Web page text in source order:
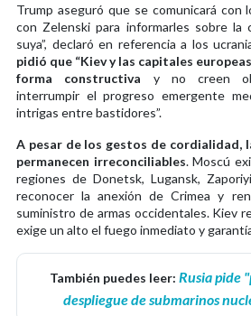
Trump aseguró que se comunicará con
con Zelenski para informarles sobre la
suya”, declaró en referencia a los
pidió que “Kiev y las capitales
forma constructiva y no creen
interrumpir el progreso emergente
intrigas entre bastidores”.
A pesar de los gestos de cordialidad,
permanecen irreconciliables. Moscú
regiones de Donetsk, Lugansk,
reconocer la anexión de Crimea y
suministro de armas occidentales. Kiev
exige un alto el fuego inmediato y
También puedes leer: Rusia pide
despliegue de submarinos